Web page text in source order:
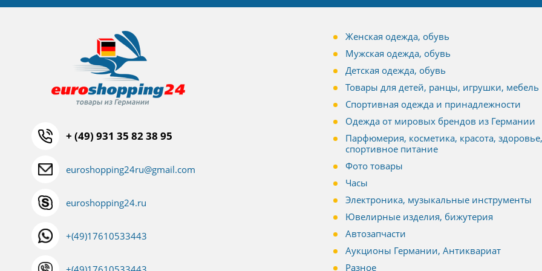
+ (49) 931 35 82 38 95
euroshopping24ru@gmail.com
euroshopping24.ru
+(49)17610533443
Женская одежда, обувь
Мужская одежда, обувь
Детская одежда, обувь
Товары для детей, ранцы, игрушки, мебель
Спортивная одежда и принадлежности
Одежда от мировых брендов из Германии
Парфюмерия, косметика, красота, здоровье,
спортивное питание
Фото товары
Часы
Электроника, музыкальные инструменты
Ювелирные изделия, бижутерия
Автозапчасти
Аукционы Германии, Антиквариат
Разное